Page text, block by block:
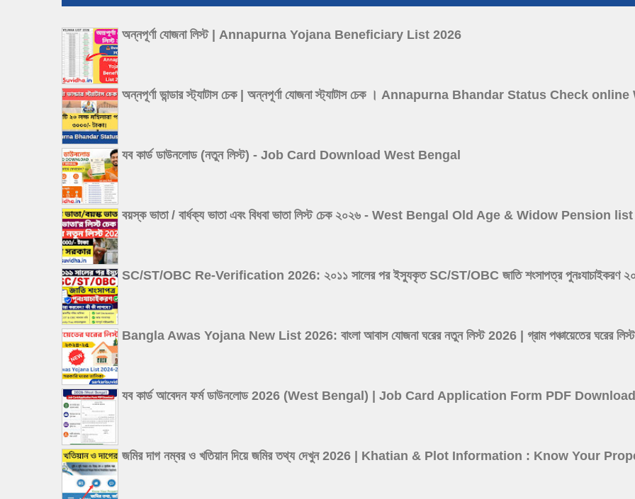
অন্নপূর্ণা যোজনা লিস্ট | Annapurna Yojana Beneficiary List 2026
অন্নপূর্ণা ভান্ডার স্ট্যাটাস চেক | অন্নপূর্ণা যোজনা স্ট্যাটাস চেক । Annapurna Bhandar Status Check
যব কার্ড ডাউনলোড (নতুন লিস্ট) - Job Card Download West Bengal
বয়স্ক ভাতা / বার্ধক্য ভাতা এবং বিধবা ভাতা লিস্ট চেক ২০২৬ - West Bengal Old Age & Widow Pension
SC/ST/OBC Re-Verification 2026: ২০১১ সালের পর ইস্যুকৃত SC/ST/OBC জাতি শংসাপত্র পুনঃযাচাইকরণ
Bangla Awas Yojana New List 2026: বাংলা আবাস যোজনা ঘরের নতুন লিস্ট 2026 | গ্রাম পঞ্চায়েতের
যব কার্ড আবেদন ফর্ম ডাউনলোড 2026 (West Bengal) | Job Card Application Form PDF Download
জমির দাগ নম্বর ও খতিয়ান দিয়ে জমির তথ্য দেখুন 2026 | Khatian & Plot Information : Know Your